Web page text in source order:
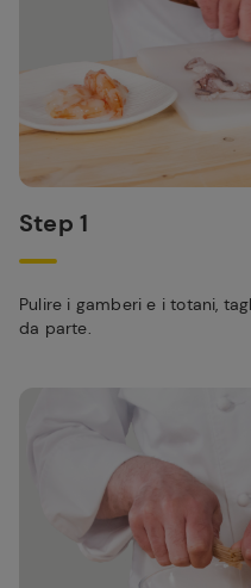
Step 1
Pulire i gamberi e i totani,
da parte.